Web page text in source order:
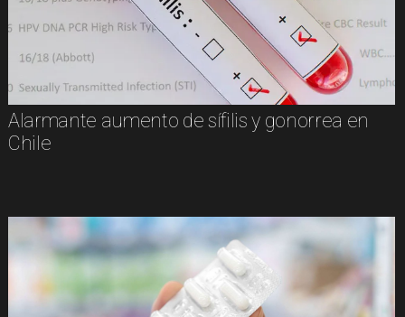
Alarmante aumento de sífilis y gonorrea en
Chile